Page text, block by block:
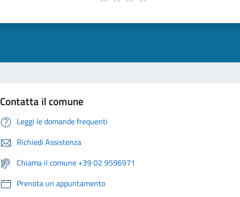
Contatta il comune
Leggi le domande frequenti
Richiedi Assistenza
Chiama il comune +39 02 9596971
Prenota un appuntamento